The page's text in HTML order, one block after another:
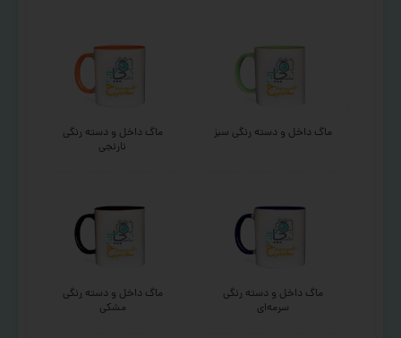
ماگ داخل و دسته رنگی سبز
ماگ داخل و دسته رنگی
نارنجی
ماگ داخل و دسته رنگی
سرمه‌ای
ماگ داخل و دسته رنگی
مشکی